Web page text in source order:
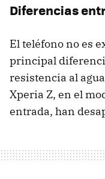
Diferencias
El teléfono no es
principal
resistencia al
Xperia Z, en el
entrada, han